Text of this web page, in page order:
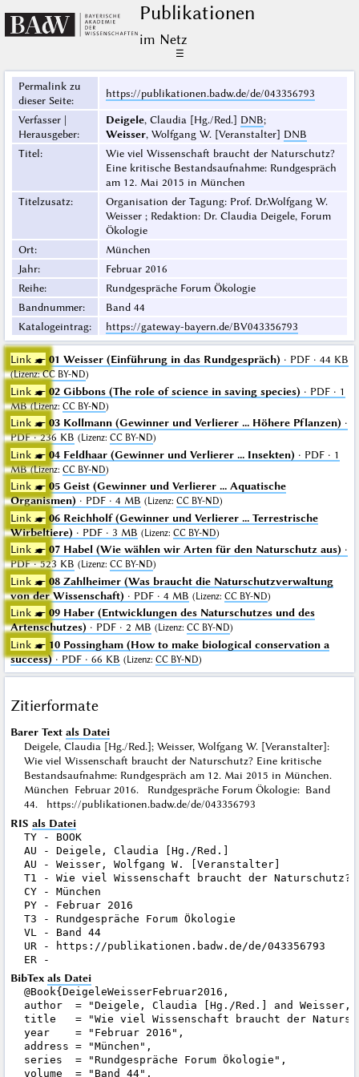
Publikationen
im Netz
☰
Permalink zu
dieser Seite:
https://publikationen.badw.de/de/043356793
Verfasser |
Herausgeber:
Deigele, Claudia [Hg./Red.] DNB;
Weisser, Wolfgang W. [Veranstalter] DNB
Titel:
Wie viel Wissenschaft braucht der Naturschutz?
Eine kritische Bestandsaufnahme: Rundgespräch
am 12. Mai 2015 in München
Titelzusatz:
Organisation der Tagung: Prof. Dr.Wolfgang W.
Weisser ; Redaktion: Dr. Claudia Deigele, Forum
Ökologie
Ort:
München
Jahr:
Februar 2016
Reihe:
Rundgespräche Forum Ökologie
Bandnummer:
Band 44
Katalogeintrag: https://gateway-bayern.de/BV043356793
Link ☛ 01 Weisser (Einführung in das Rundgespräch) · PDF · 44 KB
(Lizenz:CC BY-ND)
Link ☛ 02 Gibbons (The role of science in saving species) · PDF · 1
MB (Lizenz: CC BY-ND)
Link ☛ 03 Kollmann (Gewinner und Verlierer ... Höhere Pflanzen) ·
PDF · 236 KB (Lizenz: CC BY-ND)
Link ☛ 04 Feldhaar (Gewinner und Verlierer ... Insekten) · PDF · 1
MB (Lizenz: CC BY-ND)
Link ☛ 05 Geist (Gewinner und Verlierer ... Aquatische
Organismen) · PDF · 4 MB (Lizenz: CC BY-ND)
Link ☛ 06 Reichholf (Gewinner und Verlierer ... Terrestrische
Wirbeltiere) · PDF · 3 MB (Lizenz: CC BY-ND)
Link ☛ 07 Habel (Wie wählen wir Arten für den Naturschutz aus) ·
PDF · 523 KB (Lizenz: CC BY-ND)
Link ☛ 08 Zahlheimer (Was braucht die Naturschutzverwaltung
von der Wissenschaft) · PDF · 4 MB (Lizenz: CC BY-ND)
Link ☛ 09 Haber (Entwicklungen des Naturschutzes und des
Artenschutzes) · PDF · 2 MB (Lizenz: CC BY-ND)
Link ☛ 10 Possingham (How to make biological conservation a
success)· PDF · 66 KB (Lizenz: CC BY-ND)
Zitierformate
Barer Text als Datei
Deigele, Claudia [Hg./Red.]; Weisser, Wolfgang W. [Veranstalter]:
Wie viel Wissenschaft braucht der Naturschutz? Eine kritische
Bestandsaufnahme: Rundgespräch am 12. Mai 2015 in München.
München Februar 2016. Rundgespräche Forum Ökologie: Band
44. https://publikationen.badw.de/de/043356793
RIS als Datei
TY - BOOK
AU - Deigele, Claudia [Hg./Red.]
AU - Weisser, Wolfgang W. [Veranstalter]
T1 - Wie viel Wissenschaft braucht der Naturschutz?
CY - München
PY - Februar 2016
T3 - Rundgespräche Forum Ökologie
VL - Band 44
UR - https://publikationen.badw.de/de/043356793
BibTex als Datei
@Book{DeigeleWeisserFebruar2016,
author  = "Deigele, Claudia [Hg./Red.] and Weisser,
title   = "Wie viel Wissenschaft braucht der
year    = "Februar 2016",
address = "München",
series  = "Rundgespräche Forum Ökologie",
volume  = "Band 44",